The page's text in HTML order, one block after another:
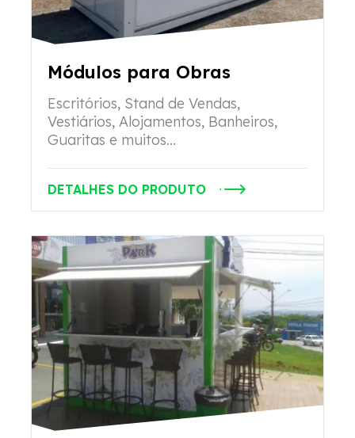
Módulos para Obras
Escritórios, Stand de Vendas,
Vestiários, Alojamentos, Banheiros,
Guaritas e muitos...
DETALHES DO PRODUTO